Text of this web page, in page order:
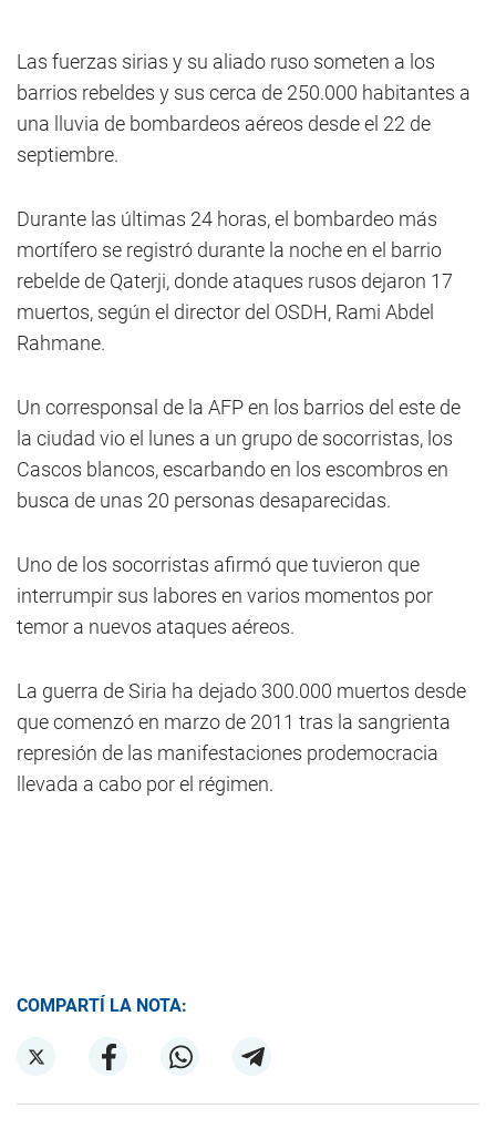
Las fuerzas sirias y su aliado ruso someten a los
barrios rebeldes y sus cerca de 250.000 habitantes a
una lluvia de bombardeos aéreos desde el 22 de
septiembre.
Durante las últimas 24 horas, el bombardeo más
mortífero se registró durante la noche en el barrio
rebelde de Qaterji, donde ataques rusos dejaron 17
muertos, según el director del OSDH, Rami Abdel
Rahmane.
Un corresponsal de la AFP en los barrios del este de
la ciudad vio el lunes a un grupo de socorristas, los
Cascos blancos, escarbando en los escombros en
busca de unas 20 personas desaparecidas.
Uno de los socorristas afirmó que tuvieron que
interrumpir sus labores en varios momentos por
temor a nuevos ataques aéreos.
La guerra de Siria ha dejado 300.000 muertos desde
que comenzó en marzo de 2011 tras la sangrienta
represión de las manifestaciones prodemocracia
llevada a cabo por el régimen.
COMPARTÍ LA NOTA: